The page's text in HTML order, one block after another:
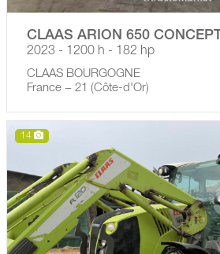
CLAAS ARION 650 CONCEPT
2023 - 1200 h - 182 hp
CLAAS BOURGOGNE
France − 21 (Côte-d'Or)
14